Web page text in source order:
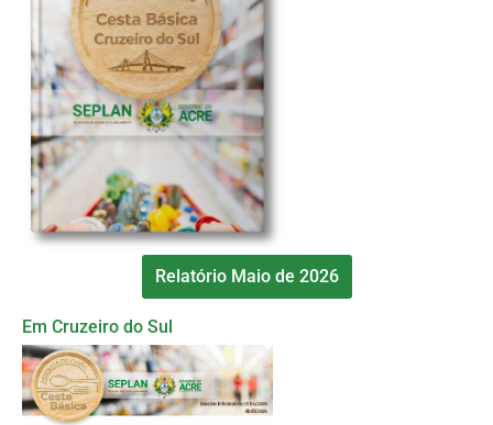
Relatório Maio de 2026
Em Cruzeiro do Sul